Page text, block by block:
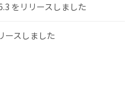
をリリースしました
ースしました